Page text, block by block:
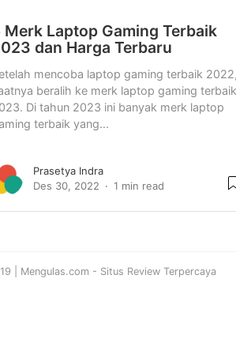
Merk Laptop Gaming Terbaik
dan Harga Terbaru
mencoba laptop gaming terbaik
beralih ke merk laptop gaming terbaik
Di tahun 2023 ini banyak merk laptop
terbaik yang...
Prasetya Indra
Des 30, 2022
1 min read
| Mengulas.com - Situs Review Terpercaya